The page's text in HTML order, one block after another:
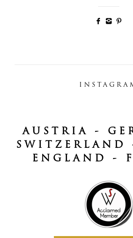
AUSTRIA -
ENGLAND -